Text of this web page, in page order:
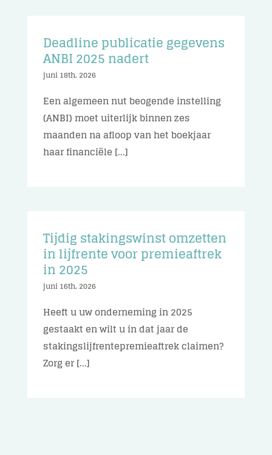
Deadline publicatie gegevens
ANBI 2025 nadert
juni 18th, 2026
Een algemeen nut beogende instelling
(ANBI) moet uiterlijk binnen zes
maanden na afloop van het boekjaar
haar financiële [...]
Tijdig stakingswinst omzetten
in lijfrente voor premieaftrek
in 2025
juni 16th, 2026
Heeft u uw onderneming in 2025
gestaakt en wilt u in dat jaar de
stakingslijfrentepremieaftrek claimen?
Zorg er [...]